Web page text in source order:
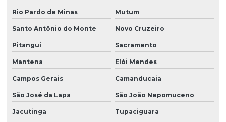
Rio Pardo de Minas Mutum
Santo Antônio do Monte Novo Cruzeiro
Pitangui Sacramento
Mantena Elói Mendes
Campos Gerais Camanducaia
São José da Lapa São João Nepomuceno
Jacutinga Tupaciguara